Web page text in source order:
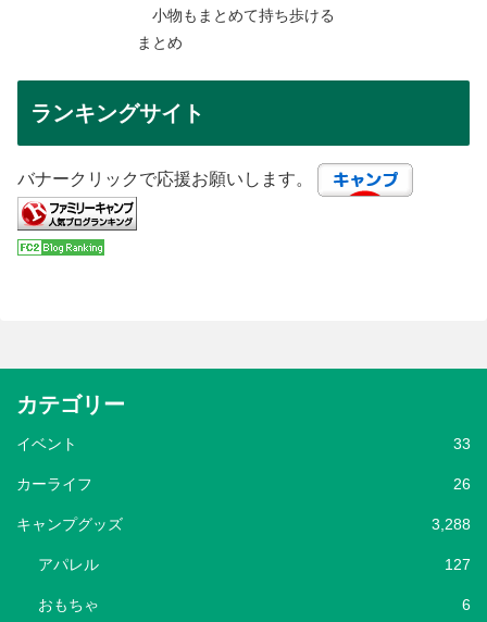
小物もまとめて持ち歩ける
まとめ
ランキングサイト
バナークリックで応援お願いします。
カテゴリー
イベント 33
カーライフ 26
キャンプグッズ 3,288
アパレル 127
おもちゃ 6